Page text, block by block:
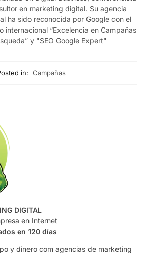
en marketing digital. Su agencia
ha sido reconocida por Google con el
internacional “Excelencia en Campañas
y "SEO Google Expert"
in: Campañas
DIGITAL
en Internet
en 120 días
y dinero com agencias de marketing